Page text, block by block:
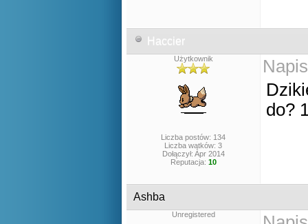
Haccier
Użytkownik
Liczba postów: 134
Liczba wątków: 3
Dołączył: Apr 2014
Reputacja: 10
do?
Ashba
Unregistered